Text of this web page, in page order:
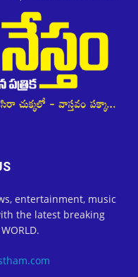
entertainment, music
the latest breaking